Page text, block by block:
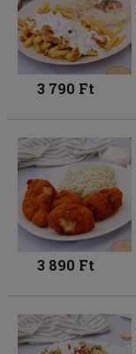
3 790 Ft
3 890 Ft